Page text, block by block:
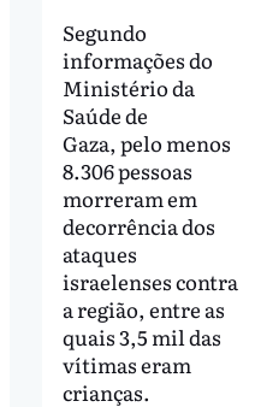
Segundo
informações do
Ministério da
Saúde de
Gaza, pelo menos
8.306 pessoas
morreram em
decorrência dos
ataques
israelenses contra
a região, entre as
quais 3,5 mil das
vítimas eram
crianças.